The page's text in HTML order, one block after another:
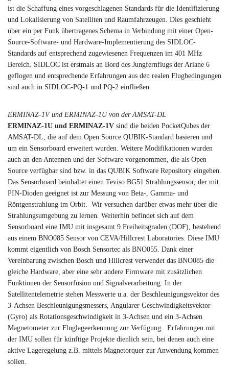
ist die Schaffung eines vorgeschlagenen Standards für die Identifizierung
und Lokalisierung von Satelliten und Raumfahrzeugen. Dies geschieht
über ein per Funk übertragenes Schema in Verbindung mit einer Open-
Source-Software- und Hardware-Implementierung des SIDLOC-
Standards auf entsprechend zugewiesenen Frequenzen im 401 MHz
Bereich. SIDLOC ist erstmals an Bord des Jungfernflugs der Ariane 6
geflogen und entsprechende Erfahrungen aus den realen Flugbedingungen
sind auch in SIDLOC-PQ-1 und PQ-2 einfließen.
ERMINAZ-1V und ERMINAZ-1U von der AMSAT-DL
ERMINAZ-1U und ERMINAZ-1V sind die beiden PocketQubes der
AMSAT-DL, die auf dem Open Source QUBIK-Standard basieren und
um ein Sensorboard erweitert wurden. Weitere Modifikationen wurden
auch an den Antennen und der Software vorgenommen, die als Open
Source verfügbar sind bzw. in das QUBIK Software Repository eingehen.
Das Sensorboard beinhaltet einen Teviso BG51 Strahlungssensor, der mit
PIN-Dioden geeignet ist zur Messung von Beta-, Gamma- und
Röntgenstrahlung im Orbit. Wir versuchen darüber etwas mehr über die
Strahlungsumgebung zu lernen. Weiterhin befindet sich auf dem
Sensorboard eine IMU mit insgesamt 9 Freiheitsgraden (DOF), bestehend
aus einem BNO085 Sensor von CEVA/Hillcrest Laboratories. Diese IMU
kommt eigentlich von Bosch Sensortec als BNO055. Dank einer
Vereinbarung zwischen Bosch und Hillcrest verwendet das BNO085 die
gleiche Hardware, aber eine sehr andere Firmware mit zusätzlichen
Funktionen der Sensorfusion und Signalverarbeitung. In der
Satellitentelemetrie stehen Messwerte u.a. der Beschleunigungsvektor des
3-Achsen Beschleunigungsmessers, Angularer Geschwindigkeitsvektor
(Gyro) als Rotationsgeschwindigkeit in 3-Achsen und ein 3-Achsen
Magnetometer zur Fluglageerkennung zur Verfügung. Erfahrungen mit
der IMU sollen für künftige Projekte dienlich sein, bei denen auch eine
aktive Lageregelung z.B. mittels Magnetorquer zur Anwendung kommen
sollen.